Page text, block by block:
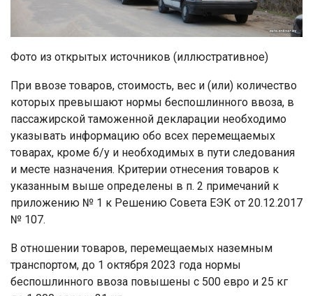
Фото из открытых источников (иллюстративное)
При ввозе товаров, стоимость, вес и (или) количество
которых превышают нормы беспошлинного ввоза, в
пассажирской таможенной декларации необходимо
указывать информацию обо всех перемещаемых
товарах, кроме б/у и необходимых в пути следования
и месте назначения. Критерии отнесения товаров к
указанным выше определены в п. 2 примечаний к
приложению № 1 к Решению Совета ЕЭК от 20.12.2017
№ 107.
В отношении товаров, перемещаемых наземным
транспортом, до 1 октября 2023 года нормы
беспошлинного ввоза повышены с 500 евро и 25 кг